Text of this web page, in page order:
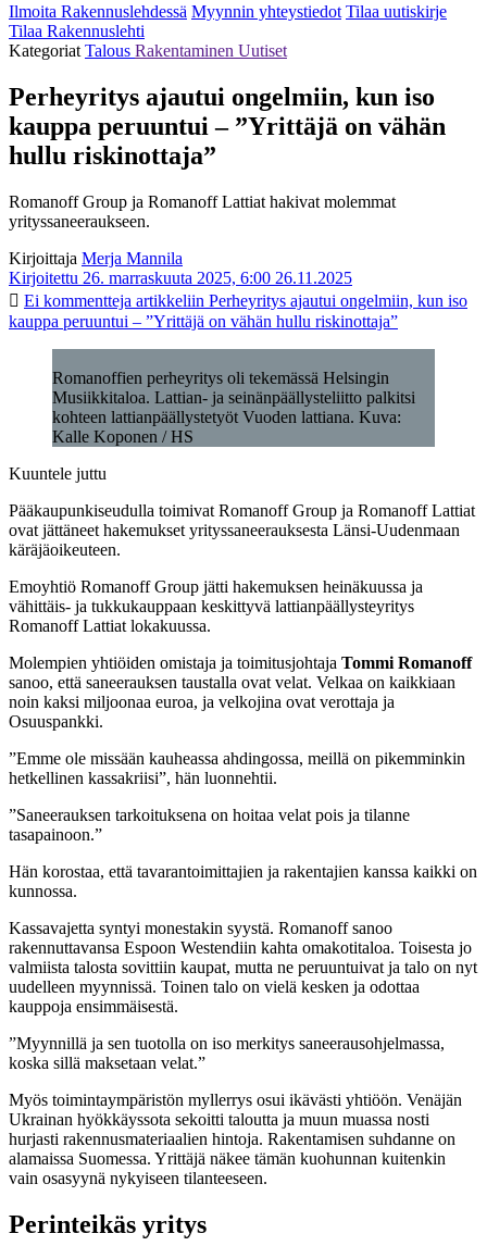
Ilmoita Rakennuslehdessä Myynnin yhteystiedot Tilaa uutiskirje
Tilaa Rakennuslehti
Kategoriat Talous Rakentaminen Uutiset
Perheyritys ajautui ongelmiin, kun iso
kauppa peruuntui – ”Yrittäjä on vähän
hullu riskinottaja”
Romanoff Group ja Romanoff Lattiat hakivat molemmat
yrityssaneeraukseen.
Kirjoittaja Merja Mannila
Kirjoitettu 26. marraskuuta 2025, 6:00 26.11.2025
Ei kommentteja artikkeliin Perheyritys ajautui ongelmiin, kun iso
kauppa peruuntui – ”Yrittäjä on vähän hullu riskinottaja”
Romanoffien perheyritys oli tekemässä Helsingin
Musiikkitaloa. Lattian- ja seinänpäällysteliitto palkitsi
kohteen lattianpäällystetyöt Vuoden lattiana. Kuva:
Kalle Koponen / HS
Kuuntele juttu
Pääkaupunkiseudulla toimivat Romanoff Group ja Romanoff Lattiat
ovat jättäneet hakemukset yrityssaneerauksesta Länsi-Uudenmaan
käräjäoikeuteen.
Emoyhtiö Romanoff Group jätti hakemuksen heinäkuussa ja
vähittäis- ja tukkukauppaan keskittyvä lattianpäällysteyritys
Romanoff Lattiat lokakuussa.
Molempien yhtiöiden omistaja ja toimitusjohtaja Tommi Romanoff
sanoo, että saneerauksen taustalla ovat velat. Velkaa on kaikkiaan
noin kaksi miljoonaa euroa, ja velkojina ovat verottaja ja
Osuuspankki.
”Emme ole missään kauheassa ahdingossa, meillä on pikemminkin
hetkellinen kassakriisi”, hän luonnehtii.
”Saneerauksen tarkoituksena on hoitaa velat pois ja tilanne
tasapainoon.”
Hän korostaa, että tavarantoimittajien ja rakentajien kanssa kaikki on
kunnossa.
Kassavajetta syntyi monestakin syystä. Romanoff sanoo
rakennuttavansa Espoon Westendiin kahta omakotitaloa. Toisesta jo
valmiista talosta sovittiin kaupat, mutta ne peruuntuivat ja talo on nyt
uudelleen myynnissä. Toinen talo on vielä kesken ja odottaa
kauppoja ensimmäisestä.
”Myynnillä ja sen tuotolla on iso merkitys saneerausohjelmassa,
koska sillä maksetaan velat.”
Myös toimintaympäristön myllerrys osui ikävästi yhtiöön. Venäjän
Ukrainan hyökkäyssota sekoitti taloutta ja muun muassa nosti
hurjasti rakennusmateriaalien hintoja. Rakentamisen suhdanne on
alamaissa Suomessa. Yrittäjä näkee tämän kuohunnan kuitenkin
vain osasyynä nykyiseen tilanteeseen.
Perinteikäs yritys